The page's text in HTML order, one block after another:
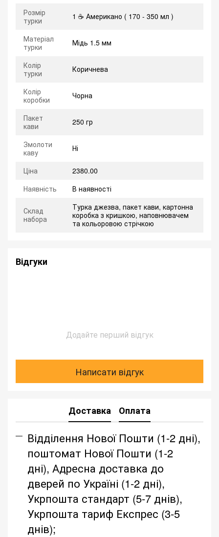
Розмір
турки
1 ☕ Американо ( 170 - 350 мл )
Матеріал
турки
Мідь 1.5 мм
Колір
турки
Коричнева
Колір
коробки
Чорна
Пакет
кави
250 гр
Змолоти
каву
Ні
Ціна
2380.00
Наявність
В наявності
Склад
набора
Турка джезва, пакет кави, картонна
коробка з кришкою, наповнювачем
та кольоровою стрічкою
Відгуки
Додайте перший відгук
Написати відгук
Доставка Оплата
Відділення Нової Пошти (1-2 дні),
поштомат Нової Пошти (1-2
дні), Адресна доставка до
дверей по Україні (1-2 дні),
Укрпошта стандарт (5-7 днів),
Укрпошта тариф Експрес (3-5
днів);